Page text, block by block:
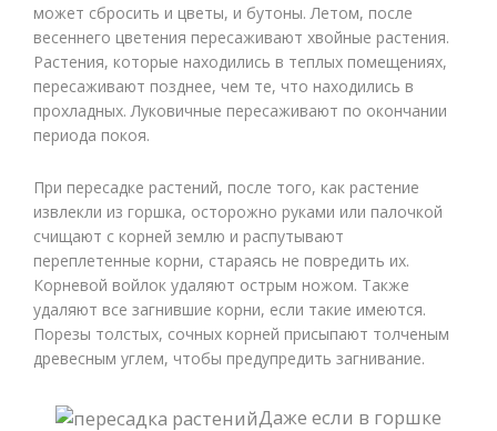
может сбросить и цветы, и бутоны. Летом, после
весеннего цветения пересаживают хвойные растения.
Растения, которые находились в теплых помещениях,
пересаживают позднее, чем те, что находились в
прохладных. Луковичные пересаживают по окончании
периода покоя.
При пересадке растений, после того, как растение
извлекли из горшка, осторожно руками или палочкой
счищают с корней землю и распутывают
переплетенные корни, стараясь не повредить их.
Корневой войлок удаляют острым ножом. Также
удаляют все загнившие корни, если такие имеются.
Порезы толстых, сочных корней присыпают толченым
древесным углем, чтобы предупредить загнивание.
Даже если в горшке